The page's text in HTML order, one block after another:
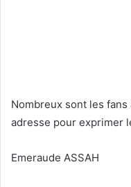
Nombreux sont les
adresse pour exprimer
Emeraude ASSAH